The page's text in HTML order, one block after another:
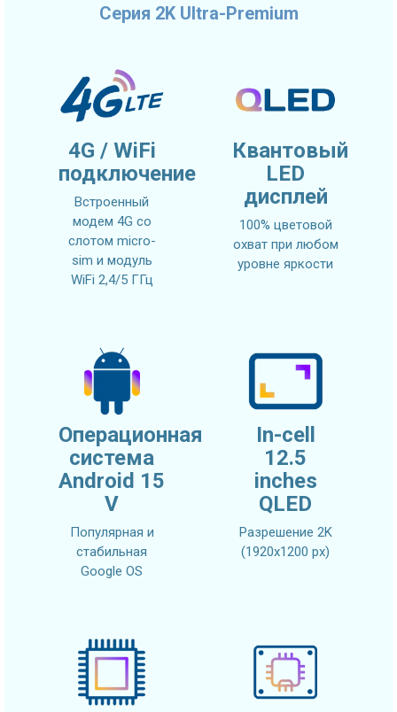
Серия 2K Ultra-Premium
4G / WiFi
подключение
Встроенный
модем 4G со
слотом micro-
sim и модуль
WiFi 2,4/5 ГГц
Квантовый
LED
дисплей
100% цветовой
охват при любом
уровне яркости
Операционная
система
Android 15
V
Популярная и
стабильная
Google OS
In-cell
12.5
inches
QLED
Разрешение 2K
(1920x1200 px)